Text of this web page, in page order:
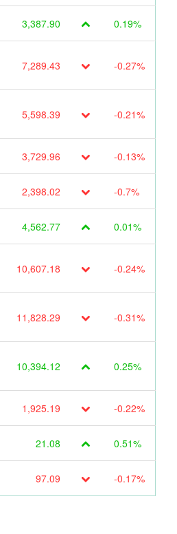
3,387.90 0.19%
7,289.43 -0.27%
5,598.39 -0.21%
3,729.96 -0.13%
2,398.02 -0.7%
4,562.77 0.01%
10,607.18 -0.24%
11,828.29 -0.31%
10,394.12 0.25%
1,925.19 -0.22%
21.08 0.51%
97.09 -0.17%